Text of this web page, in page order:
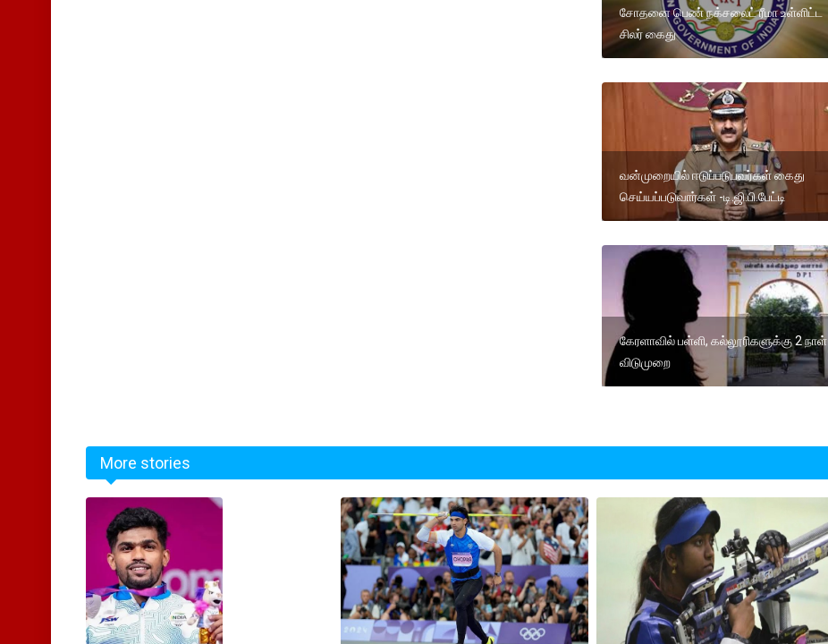
சோதனை பெண் நக்சலைட் ரீமா உள்ளிட்ட
சிலர் கைது
வன்முறையில் ஈடுப்படுபவர்கள் கைது
செய்யப்படுவார்கள் -டி.ஜி.பி.பேட்டி
கேரளாவில் பள்ளி, கல்லூரிகளுக்கு 2 நாள்
விடுமுறை
More stories